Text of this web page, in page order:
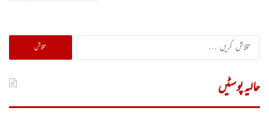
تلاش
کریں
حالیہ پوسٹیں